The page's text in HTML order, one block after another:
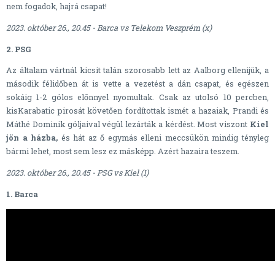
nem fogadok, hajrá csapat!
2023. október 26., 20.45 - Barca vs Telekom Veszprém (x)
2. PSG
Az általam vártnál kicsit talán szorosabb lett az Aalborg ellenijük, a
második félidőben át is vette a vezetést a dán csapat, és egészen
sokáig 1-2 gólos előnnyel nyomultak. Csak az utolsó 10 percben,
kisKarabatic pirosát követően fordítottak ismét a hazaiak, Prandi és
Máthé Dominik góljaival végül lezárták a kérdést. Most viszont Kiel
jön a házba, és hát az ő egymás elleni meccsükön mindig tényleg
bármi lehet, most sem lesz ez másképp. Azért hazaira teszem.
2023. október 26., 20.45 - PSG vs Kiel (1)
1. Barca